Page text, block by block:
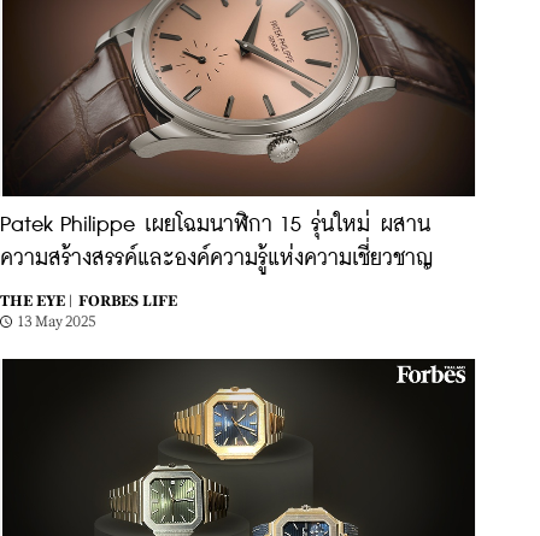
Patek Philippe เผยโฉมนาฬิกา 15 รุ่นใหม่ ผสาน
ความสร้างสรรค์และองค์ความรู้แห่งความเชี่ยวชาญ
THE EYE |
FORBES LIFE
13 May 2025